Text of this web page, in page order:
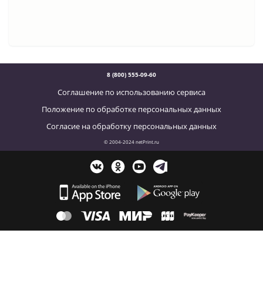
8 (800) 555-09-60
Соглашение по использованию сервиса
Положение по обработке персональных данных
Согласие на обработку персональных данных
© 2004-2024 netPrint.ru